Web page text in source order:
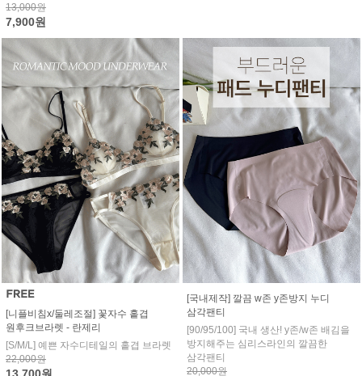
13,000원
7,900원
[니플비침x/둘레조절] 꽃자수 홑겹
원후크브라렛 - 란제리
[S/M/L] 예쁜 자수디테일의 홑겹 브라렛
22,000원
[국내제작] 깔끔 w존 y존방지 누디
삼각팬티
[90/95/100] 국내 생산! y존/w존 배김을
방지해주는 심리스라인의 깔끔한
삼각팬티
20,000원